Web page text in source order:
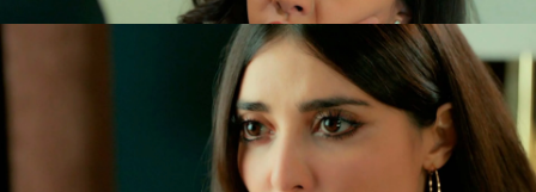
¿Ha matado Behice a Hünkar